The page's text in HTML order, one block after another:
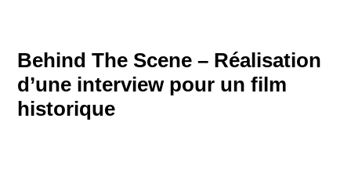
Behind The Scene – Réalisation
d’une interview pour un film
historique